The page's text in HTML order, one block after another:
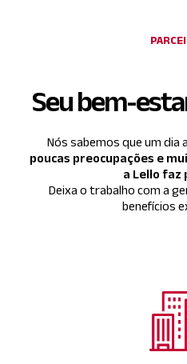
Seu bem-
Nós sabemos que um dia
poucas preocupações e
a Lello faz
Deixa o trabalho com a
benefícios